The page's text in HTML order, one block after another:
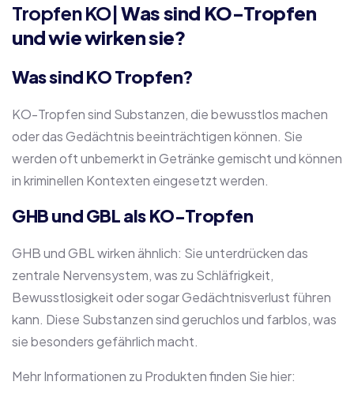
Tropfen KO|Was sind KO-Tropfen
und wie wirken sie?
Was sind KO Tropfen?
KO-Tropfen sind Substanzen, die bewusstlos machen
oder das Gedächtnis beeinträchtigen können. Sie
werden oft unbemerkt in Getränke gemischt und können
in kriminellen Kontexten eingesetzt werden.
GHB und GBL als KO-Tropfen
GHB und GBL wirken ähnlich: Sie unterdrücken das
zentrale Nervensystem, was zu Schläfrigkeit,
Bewusstlosigkeit oder sogar Gedächtnisverlust führen
kann. Diese Substanzen sind geruchlos und farblos, was
sie besonders gefährlich macht.
Mehr Informationen zu Produkten finden Sie hier: